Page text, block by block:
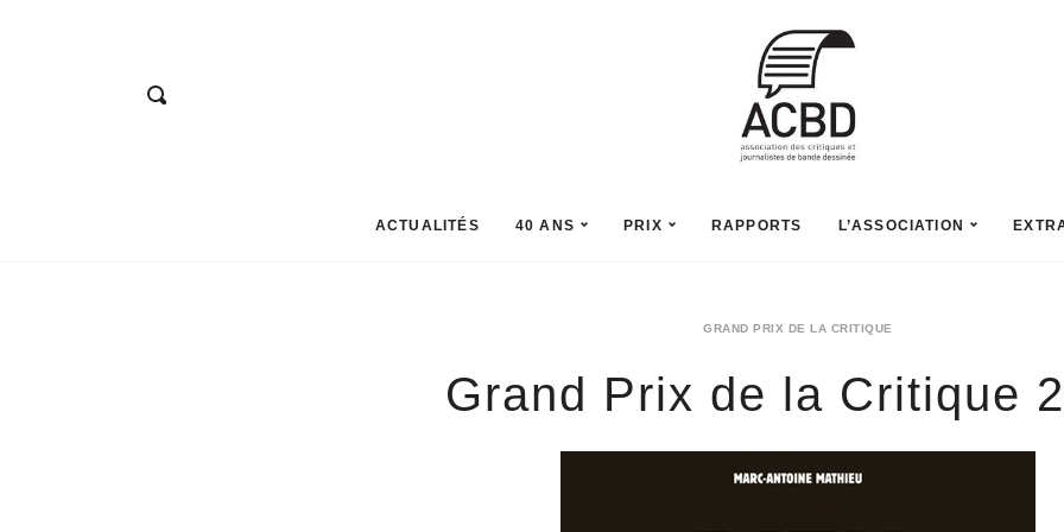
ACTUALITÉS 40 ANS PRIX RAPPORTS L’ASSOCIATION
GRAND PRIX DE LA CRITIQUE
Grand Prix de la Critique